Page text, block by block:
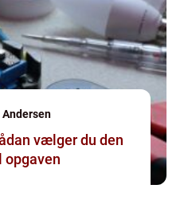
opgaven